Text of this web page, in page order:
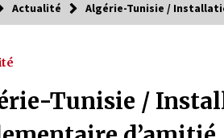
de chez nous
4 ans ago
Actualité Algérie-Tunisie /
Tunisie /